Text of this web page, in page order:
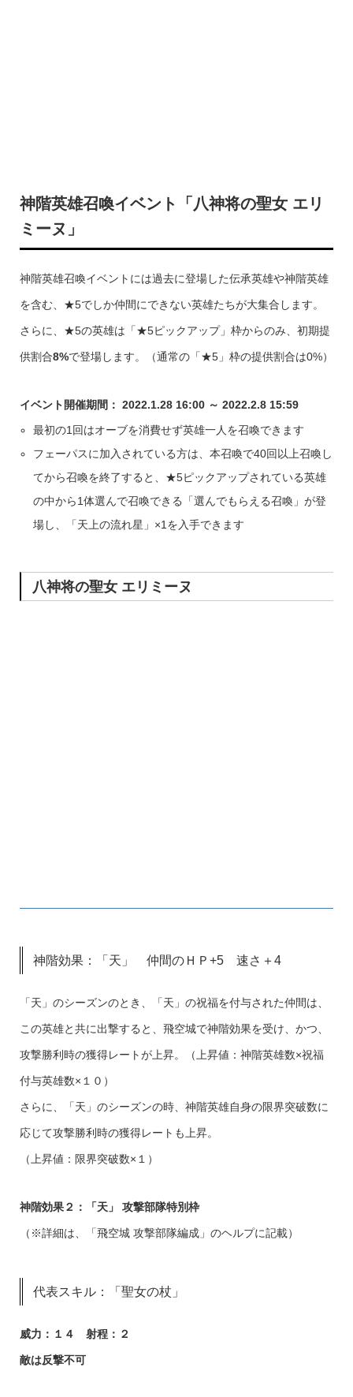
神階英雄召喚イベント「八神将の聖女 エリ
ミーヌ」
神階英雄召喚イベントには過去に登場した伝承英雄や神階英雄
を含む、★5でしか仲間にできない英雄たちが大集合します。
さらに、★5の英雄は「★5ピックアップ」枠からのみ、初期提
供割合8%で登場します。（通常の「★5」枠の提供割合は0%）
イベント開催期間： 2022.1.28 16:00 ～ 2022.2.8 15:59
最初の1回はオーブを消費せず英雄一人を召喚できます
フェーパスに加入されている方は、本召喚で40回以上召喚し
てから召喚を終了すると、★5ピックアップされている英雄
の中から1体選んで召喚できる「選んでもらえる召喚」が登
場し、「天上の流れ星」×1を入手できます
八神将の聖女 エリミーヌ
神階効果：「天」 仲間のＨＰ+5 速さ＋4
「天」のシーズンのとき、「天」の祝福を付与された仲間は、
この英雄と共に出撃すると、飛空城で神階効果を受け、かつ、
攻撃勝利時の獲得レートが上昇。（上昇値：神階英雄数×祝福
付与英雄数×１０）
さらに、「天」のシーズンの時、神階英雄自身の限界突破数に
応じて攻撃勝利時の獲得レートも上昇。
（上昇値：限界突破数×１）
神階効果２：「天」 攻撃部隊特別枠
（※詳細は、「飛空城 攻撃部隊編成」のヘルプに記載）
代表スキル：「聖女の杖」
威力：１４ 射程：２
敵は反撃不可